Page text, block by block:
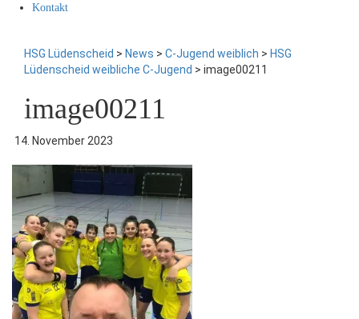
Kontakt
HSG Lüdenscheid > News > C-Jugend weiblich > HSG
Lüdenscheid weibliche C-Jugend > image00211
image00211
14. November 2023